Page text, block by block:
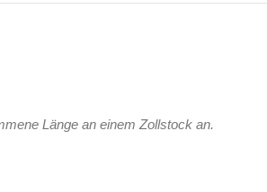
Länge an einem Zollstock an.